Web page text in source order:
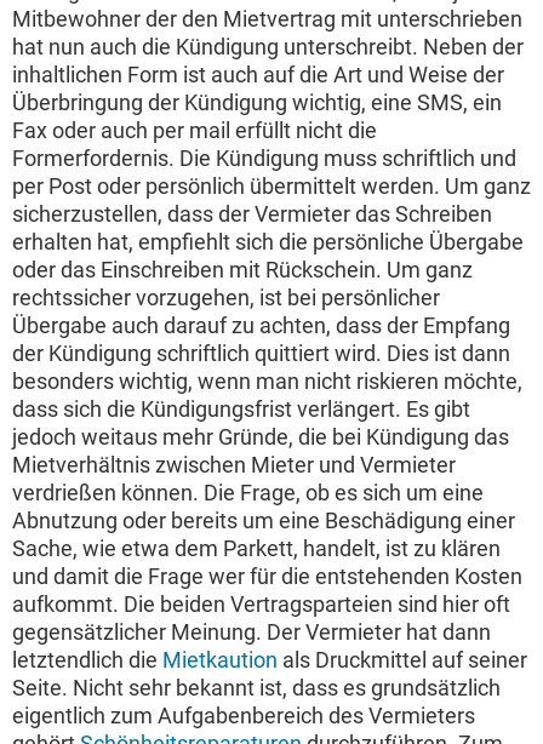
Mitbewohner der den Mietvertrag mit unterschrieben
hat nun auch die Kündigung unterschreibt. Neben der
inhaltlichen Form ist auch auf die Art und Weise der
Überbringung der Kündigung wichtig, eine SMS, ein
Fax oder auch per mail erfüllt nicht die
Formerfordernis. Die Kündigung muss schriftlich und
per Post oder persönlich übermittelt werden. Um ganz
sicherzustellen, dass der Vermieter das Schreiben
erhalten hat, empfiehlt sich die persönliche Übergabe
oder das Einschreiben mit Rückschein. Um ganz
rechtssicher vorzugehen, ist bei persönlicher
Übergabe auch darauf zu achten, dass der Empfang
der Kündigung schriftlich quittiert wird. Dies ist dann
besonders wichtig, wenn man nicht riskieren möchte,
dass sich die Kündigungsfrist verlängert. Es gibt
jedoch weitaus mehr Gründe, die bei Kündigung das
Mietverhältnis zwischen Mieter und Vermieter
verdrießen können. Die Frage, ob es sich um eine
Abnutzung oder bereits um eine Beschädigung einer
Sache, wie etwa dem Parkett, handelt, ist zu klären
und damit die Frage wer für die entstehenden Kosten
aufkommt. Die beiden Vertragsparteien sind hier oft
gegensätzlicher Meinung. Der Vermieter hat dann
letztendlich die Mietkaution als Druckmittel auf seiner
Seite. Nicht sehr bekannt ist, dass es grundsätzlich
eigentlich zum Aufgabenbereich des Vermieters